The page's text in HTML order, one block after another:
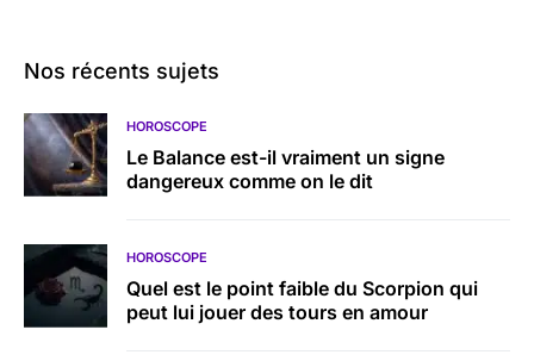
Nos récents sujets
HOROSCOPE
Le Balance est-il vraiment un signe
dangereux comme on le dit
HOROSCOPE
Quel est le point faible du Scorpion qui
peut lui jouer des tours en amour